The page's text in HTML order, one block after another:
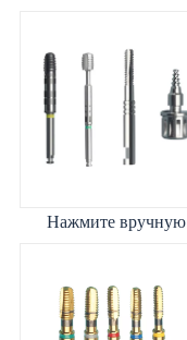
Нажмите вручную